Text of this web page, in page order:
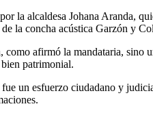
la alcaldesa Johana Aranda,
la concha acústica Garzón y
afirmó la mandataria,
patrimonial.
un esfuerzo ciudadano y